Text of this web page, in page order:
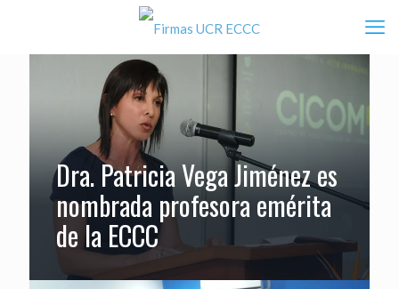
Dra. Patricia Vega Jiménez es
nombrada profesora emérita
de la ECCC